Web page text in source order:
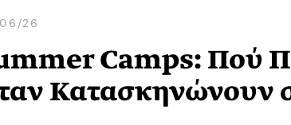
26
Camps: Πού
Κατασκηνώνουν